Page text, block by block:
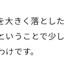
大きく落とした
いうことで少し
です。